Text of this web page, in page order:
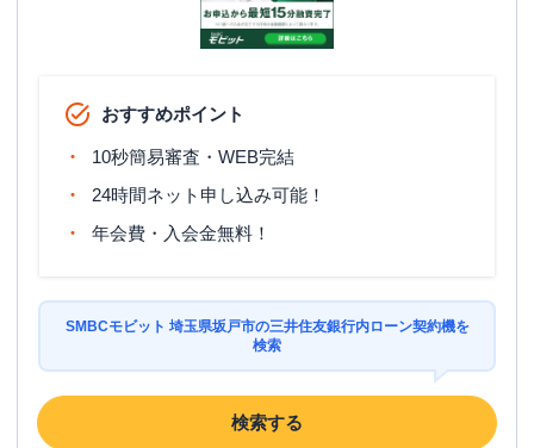
おすすめポイント
10秒簡易審査・WEB完結
24時間ネット申し込み可能！
年会費・入会金無料！
SMBCモビット 埼玉県坂戸市の三井住友銀行内ローン契約機を
検索
検索する